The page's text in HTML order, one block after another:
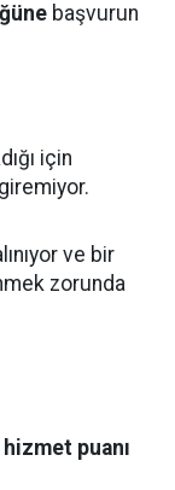
başvurun
için
ve bir
zorunda
hizmet puanı